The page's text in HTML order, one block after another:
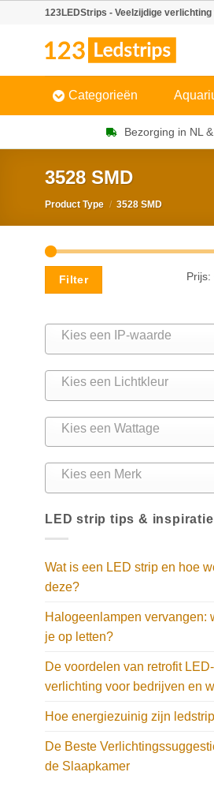
123LEDStrips - Veelzijdige
Categorieën
Bezorging in NL
3528 SMD
Product Type / 3528 SMD
prijs
prijsFilter Prijs:
Kies een IP-waarde
Kies een Lichtkleur
Kies een Wattage
Kies een Merk
LED strip tips & inspiratie
Wat is een LED strip en hoe
deze?
Halogeenlampen vervangen:
je op letten?
De voordelen van retrofit LED-
verlichting voor bedrijven en
Hoe energiezuinig zijn
De Beste
de Slaapkamer